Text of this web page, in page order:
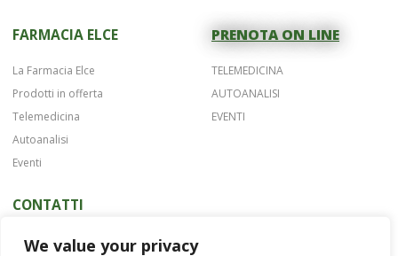
We value your privacy
FARMACIA ELCE
La Farmacia Elce
Prodotti in offerta
Telemedicina
Autoanalisi
Eventi
PRENOTA ON LINE
TELEMEDICINA
AUTOANALISI
EVENTI
CONTATTI
Telefono 075 42622